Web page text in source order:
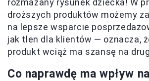
rozmazany rysunek dziecka! W
droższych produktów możemy
na lepsze wsparcie
jak tlen dla klientów — oznacza,
produkt wciąż ma szansę na
Co naprawdę ma wpływ